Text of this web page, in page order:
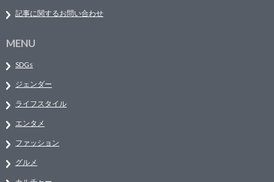
記事に関するお問い合わせ
MENU
SDGs
ジェンダー
ライフスタイル
エンタメ
ファッション
グルメ